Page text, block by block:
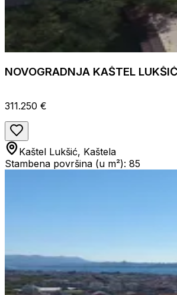
NOVOGRADNJA KAŠTEL
311.250 €
Kaštel Lukšić, Kaštela
Stambena površina (u m²): 85